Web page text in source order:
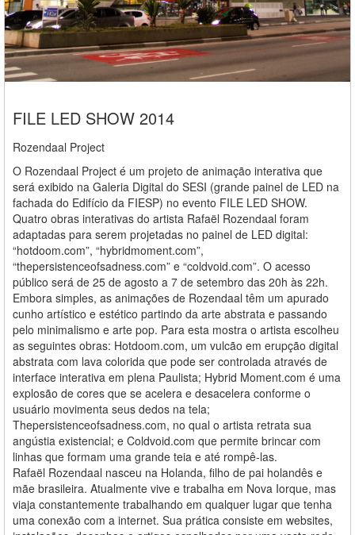
FILE LED SHOW 2014
Rozendaal Project
O Rozendaal Project é um projeto de animação interativa que
será exibido na Galeria Digital do SESI (grande painel de LED na
fachada do Edifício da FIESP) no evento FILE LED SHOW.
Quatro obras interativas do artista Rafaël Rozendaal foram
adaptadas para serem projetadas no painel de LED digital:
“hotdoom.com”, “hybridmoment.com”,
“thepersistenceofsadness.com” e “coldvoid.com”. O acesso
público será de 25 de agosto a 7 de setembro das 20h às 22h.
Embora simples, as animações de Rozendaal têm um apurado
cunho artístico e estético partindo da arte abstrata e passando
pelo minimalismo e arte pop. Para esta mostra o artista escolheu
as seguintes obras: Hotdoom.com, um vulcão em erupção digital
abstrata com lava colorida que pode ser controlada através de
interface interativa em plena Paulista; Hybrid Moment.com é uma
explosão de cores que se acelera e desacelera conforme o
usuário movimenta seus dedos na tela;
Thepersistenceofsadness.com, no qual o artista retrata sua
angústia existencial; e Coldvoid.com que permite brincar com
linhas que formam uma grande teia e até rompê-las.
Rafaël Rozendaal nasceu na Holanda, filho de pai holandês e
mãe brasileira. Atualmente vive e trabalha em Nova Iorque, mas
viaja constantemente trabalhando em qualquer lugar que tenha
uma conexão com a internet. Sua prática consiste em websites,